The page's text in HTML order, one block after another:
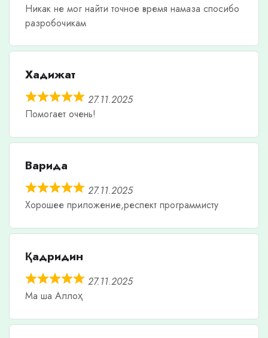
Никак не мог найти точное время намаза спосибо
разробочикам
Хадижат
27.11.2025
Помогает очень!
Варида
27.11.2025
Хорошее приложение,респект программисту
Қадридин
27.11.2025
Ма ша Аллоҳ